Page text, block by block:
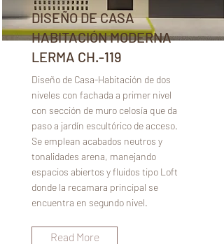
DISEÑO DE CASA
HABITACIÓN MODERNA
LERMA CH.-119
Diseño de Casa-Habitación de dos
niveles con fachada a primer nivel
con sección de muro celosía que da
paso a jardín escultórico de acceso.
Se emplean acabados neutros y
tonalidades arena, manejando
espacios abiertos y fluidos tipo Loft
donde la recamara principal se
encuentra en segundo nivel.
Read More